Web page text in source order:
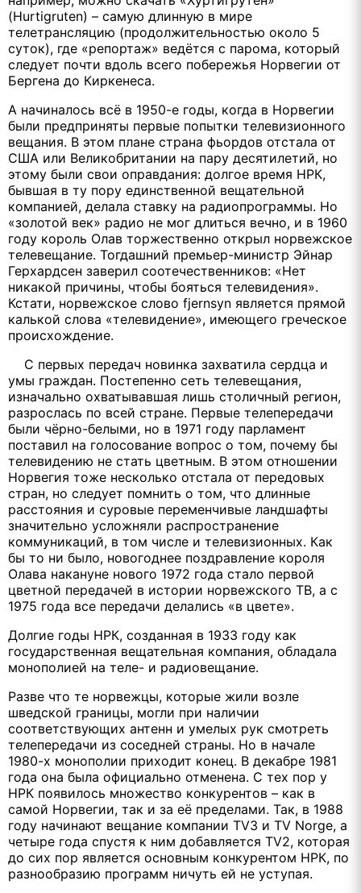
(Hurtigruten) – самую длинную в мире
телетрансляцию (продолжительностью около 5
суток), где «репортаж» ведётся с парома, который
следует почти вдоль всего побережья Норвегии от
Бергена до Киркенеса.
А начиналось всё в 1950-е годы, когда в Норвегии
были предприняты первые попытки телевизионного
вещания. В этом плане страна фьордов отстала от
США или Великобритании на пару десятилетий, но
этому были свои оправдания: долгое время НРК,
бывшая в ту пору единственной вещательной
компанией, делала ставку на радиопрограммы. Но
«золотой век» радио не мог длиться вечно, и в 1960
году король Олав торжественно открыл норвежское
телевещание. Тогдашний премьер-министр Эйнар
Герхардсен заверил соотечественников: «Нет
никакой причины, чтобы бояться телевидения».
Кстати, норвежское слово fjernsyn является прямой
калькой слова «телевидение», имеющего греческое
происхождение.
С первых передач новинка захватила сердца и
умы граждан. Постепенно сеть телевещания,
изначально охватывавшая лишь столичный регион,
разрослась по всей стране. Первые телепередачи
были чёрно-белыми, но в 1971 году парламент
поставил на голосование вопрос о том, почему бы
телевидению не стать цветным. В этом отношении
Норвегия тоже несколько отстала от передовых
стран, но следует помнить о том, что длинные
расстояния и суровые переменчивые ландшафты
значительно усложняли распространение
коммуникаций, в том числе и телевизионных. Как
бы то ни было, новогоднее поздравление короля
Олава накануне нового 1972 года стало первой
цветной передачей в истории норвежского ТВ, а с
1975 года все передачи делались «в цвете».
Долгие годы НРК, созданная в 1933 году как
государственная вещательная компания, обладала
монополией на теле- и радиовещание.
Разве что те норвежцы, которые жили возле
шведской границы, могли при наличии
соответствующих антенн и умелых рук смотреть
телепередачи из соседней страны. Но в начале
1980-х монополии приходит конец. В декабре 1981
года она была официально отменена. С тех пор у
НРК появилось множество конкурентов – как в
самой Норвегии, так и за её пределами. Так, в 1988
году начинают вещание компании TV3 и TV Norge, а
четыре года спустя к ним добавляется TV2, которая
до сих пор является основным конкурентом НРК, по
разнообразию программ ничуть ей не уступая.